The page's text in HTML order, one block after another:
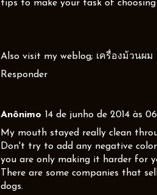
tips to make your task of
Also visit my weblog; เครื่องม้วนผม
Responder
Anônimo 14 de junho de 2014 às
My mouth stayed really clean
Don't try to add any negative
you are only making it harder for
There are some companies that
dogs.